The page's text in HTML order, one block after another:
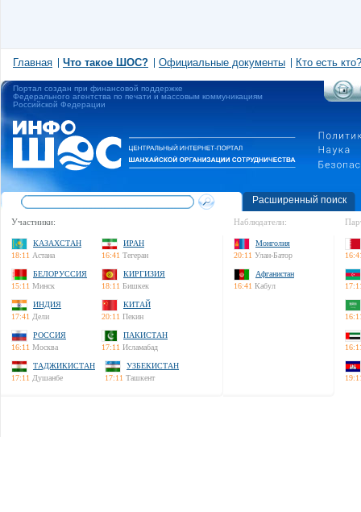
Главная Что такое ШОС? Официальные документы Кто есть кто?
Портал создан при финансовой поддержке
Федерального агентства по печати и массовым коммуникациям
Российской Федерации
Расширенный поиск
Участники:
КАЗАХСТАН
18:11 Астана
ИРАН
16:41 Тегеран
БЕЛОРУССИЯ
15:11 Минск
КИРГИЗИЯ
18:11 Бишкек
ИНДИЯ
17:41 Дели
КИТАЙ
20:11 Пекин
РОССИЯ
16:11 Москва
ПАКИСТАН
17:11 Исламабад
ТАДЖИКИСТАН
17:11 Душанбе
УЗБЕКИСТАН
17:11 Ташкент
Наблюдатели:
Монголия
20:11 Улан-Батор
Афганистан
16:41 Кабул